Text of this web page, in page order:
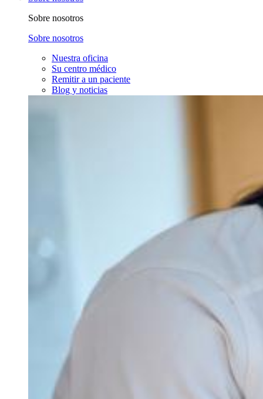
Sobre nosotros
Sobre nosotros
Nuestra oficina
Su centro médico
Remitir a un paciente
Blog y noticias